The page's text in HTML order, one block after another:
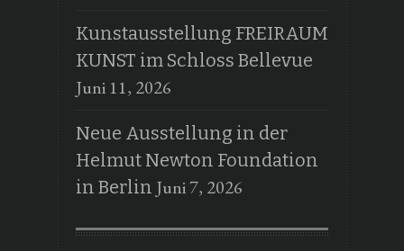
Kunstausstellung FREIRAUM
KUNST im Schloss Bellevue
Juni 11, 2026
Neue Ausstellung in der
Helmut Newton Foundation
in Berlin Juni 7, 2026